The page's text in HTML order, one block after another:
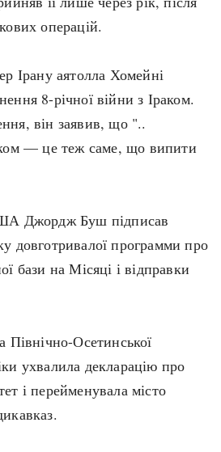
операцій.
Ірану аятолла Хомейні
8-річної війни з Іраком.
він заявив, що "..
— це теж саме, що випити
Джордж Буш підписав
довготривалої программи про
бази на Місяці і відправки
Північно-Осетинської
ухвалила декларацію про
і перейменувала місто